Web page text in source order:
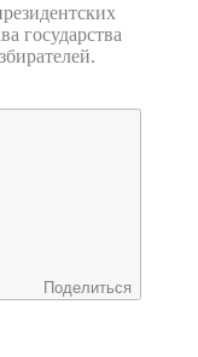
государства
Поделиться